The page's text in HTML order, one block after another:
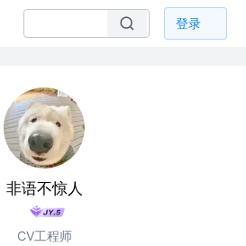
登录
非语不惊人
CV工程师